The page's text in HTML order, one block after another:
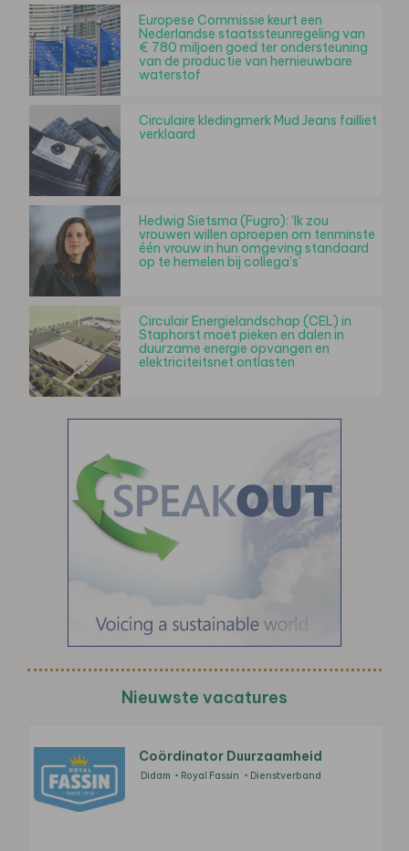
Europese Commissie keurt een
Nederlandse staatssteunregeling van
€ 780 miljoen goed ter ondersteuning
van de productie van hernieuwbare
waterstof
Circulaire kledingmerk Mud Jeans failliet
verklaard
Hedwig Sietsma (Fugro): ‘Ik zou
vrouwen willen oproepen om tenminste
één vrouw in hun omgeving standaard
op te hemelen bij collega’s’
Circulair Energielandschap (CEL) in
Staphorst moet pieken en dalen in
duurzame energie opvangen en
elektriciteitsnet ontlasten
Nieuwste vacatures
Coördinator Duurzaamheid
Didam Royal Fassin Dienstverband